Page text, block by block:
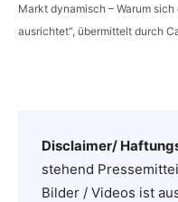
Markt dynamisch – Warum
ausrichtet“, übermittelt durch
Disclaimer/
stehend
Bilder / Videos ist